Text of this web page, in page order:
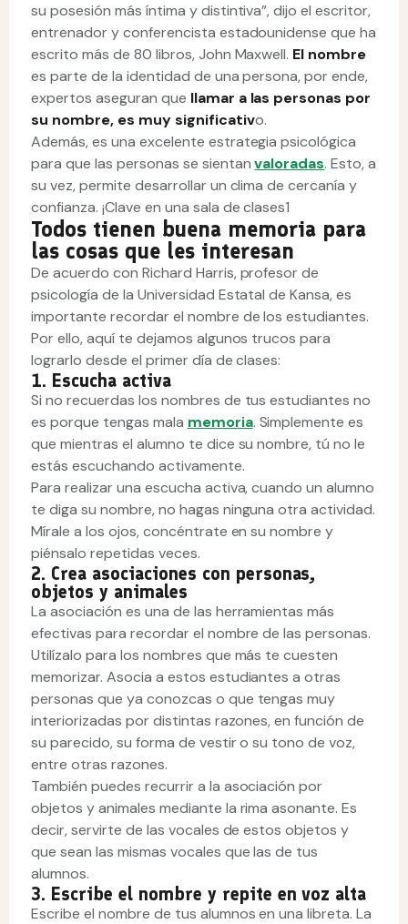
su posesión más íntima y distintiva”, dijo elescritor,
entrenador y conferencista estadounidense que ha
escrito más de 80 libros, John Maxwell. El nombre
es parte de la identidad de una persona, por ende,
expertos aseguran que llamar a las personas por
su nombre, es muy significativo.
Además, es una excelente estrategia psicológica
para que las personas se sientanvaloradas. Esto, a
su vez, permite desarrollar un clima de cercanía y
confianza. ¡Clave en una sala de clases1
Todos tienen buena memoria para
las cosas que les interesan
De acuerdo con Richard Harris, profesor de
psicología de la Universidad Estatal de Kansa, es
importante recordar el nombre de los estudiantes.
Por ello, aquí te dejamos algunos trucos para
lograrlo desde el primer día de clases:
1. Escucha activa
Si no recuerdas los nombres de tus estudiantes no
es porque tengas mala memoria. Simplemente es
que mientras el alumno te dice su nombre, tú no le
estás escuchando activamente.
Para realizar una escucha activa, cuando un alumno
te diga su nombre, no hagas ninguna otra actividad.
Mírale a los ojos, concéntrate en su nombre y
piénsalo repetidas veces.
2. Crea asociaciones con personas,
objetos y animales
La asociación es una de las herramientas más
efectivas para recordar el nombre de las personas.
Utilízalo para los nombres que más te cuesten
memorizar. Asocia a estos estudiantes a otras
personas que ya conozcas o que tengas muy
interiorizadas por distintas razones, en función de
su parecido, su forma de vestir o su tono de voz,
entre otras razones.
También puedes recurrir a la asociación por
objetos y animales mediante la rima asonante. Es
decir, servirte de las vocales de estos objetos y
que sean las mismas vocales que las de tus
alumnos.
3. Escribe el nombre y repite en voz alta
Escribe el nombre de tus alumnos en una libreta. La